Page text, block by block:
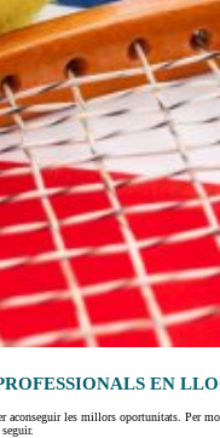
EN
aconseguir les millors oportunitats. Per